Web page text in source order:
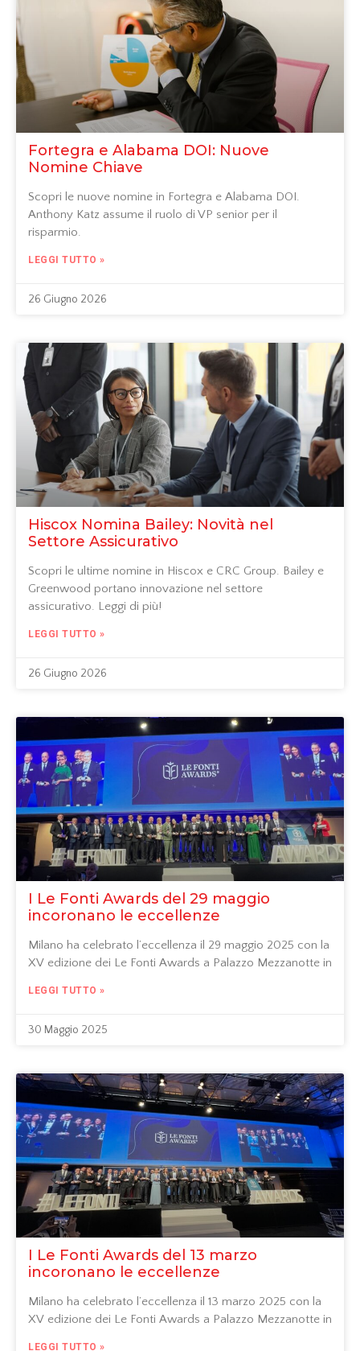
Fortegra e Alabama DOI: Nuove
Nomine Chiave
Scopri le nuove nomine in Fortegra e Alabama DOI.
Anthony Katz assume il ruolo di VP senior per il
risparmio.
LEGGI TUTTO »
26 Giugno 2026
Hiscox Nomina Bailey: Novità nel
Settore Assicurativo
Scopri le ultime nomine in Hiscox e CRC Group. Bailey e
Greenwood portano innovazione nel settore
assicurativo. Leggi di più!
LEGGI TUTTO »
26 Giugno 2026
I Le Fonti Awards del 29 maggio
incoronano le eccellenze
Milano ha celebrato l’eccellenza il 29 maggio 2025 con la
XV edizione dei Le Fonti Awards a Palazzo Mezzanotte in
LEGGI TUTTO »
30 Maggio 2025
I Le Fonti Awards del 13 marzo
incoronano le eccellenze
Milano ha celebrato l’eccellenza il 13 marzo 2025 con la
XV edizione dei Le Fonti Awards a Palazzo Mezzanotte in
LEGGI TUTTO »